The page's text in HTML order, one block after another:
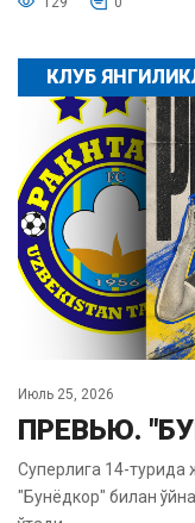
КЛУБ
Июль 25, 2026
ПРЕВЬЮ.
Суперлига 14-
"Бунёдкор" билан